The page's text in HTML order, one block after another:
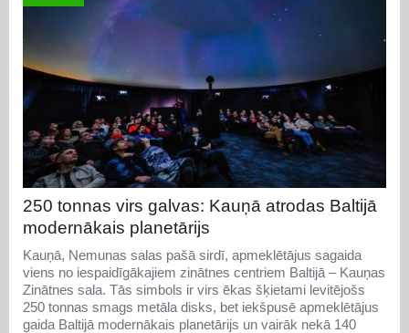
250 tonnas virs galvas: Kauņā atrodas Baltijā
modernākais planetārijs
Kauņā, Nemunas salas pašā sirdī, apmeklētājus sagaida
viens no iespaidīgākajiem zinātnes centriem Baltijā – Kauņas
Zinātnes sala. Tās simbols ir virs ēkas šķietami levitējošs
250 tonnas smags metāla disks, bet iekšpusē apmeklētājus
gaida Baltijā modernākais planetārijs un vairāk nekā 140